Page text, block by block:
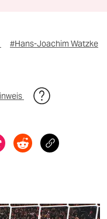
#Hans-Joachim Watzke